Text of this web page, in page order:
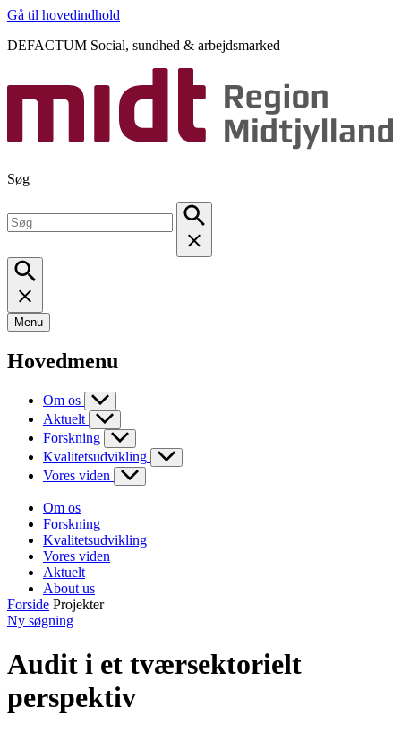
Gå til hovedindhold
DEFACTUM Social, sundhed & arbejdsmarked
Søg
Menu
Hovedmenu
Om os
Aktuelt
Forskning
Kvalitetsudvikling
Vores viden
Om os
Forskning
Kvalitetsudvikling
Vores viden
Aktuelt
About us
Forside Projekter
Ny søgning
Audit i et tværsektorielt
perspektiv